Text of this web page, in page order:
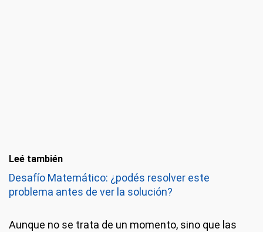
Leé también
Desafío Matemático: ¿podés resolver este
problema antes de ver la solución?
Aunque no se trata de un momento, sino que las